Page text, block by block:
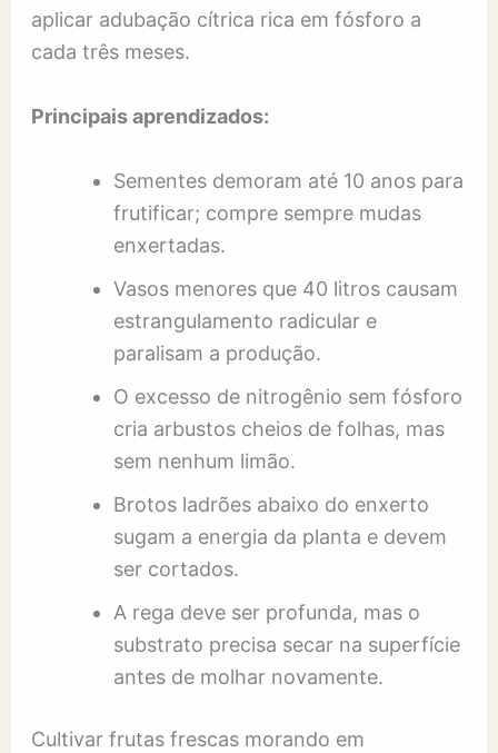
aplicar adubação cítrica rica em fósforo a
cada três meses.
Principais aprendizados:
Sementes demoram até 10 anos para
frutificar; compre sempre mudas
enxertadas.
Vasos menores que 40 litros causam
estrangulamento radicular e
paralisam a produção.
O excesso de nitrogênio sem fósforo
cria arbustos cheios de folhas, mas
sem nenhum limão.
Brotos ladrões abaixo do enxerto
sugam a energia da planta e devem
ser cortados.
A rega deve ser profunda, mas o
substrato precisa secar na superfície
antes de molhar novamente.
Cultivar frutas frescas morando em